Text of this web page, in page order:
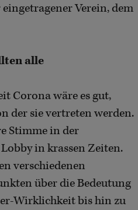
Verein, dem
alle
Corona wäre es gut,
der sie vertreten werden.
Stimme in der
in krassen Zeiten.
verschiedenen
über die Bedeutung
Wirklichkeit bis hin zu